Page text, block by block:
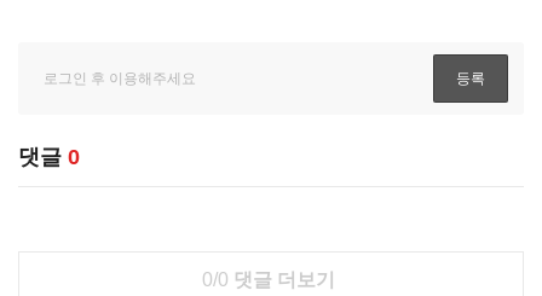
댓글 0
0/0 댓글 더보기